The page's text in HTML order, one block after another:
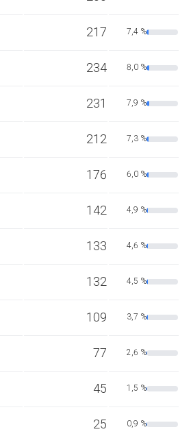
217 7,4 %
234 8,0 %
231 7,9 %
212 7,3 %
176 6,0 %
142 4,9 %
133 4,6 %
132 4,5 %
109 3,7 %
77 2,6 %
45 1,5 %
25 0,9 %